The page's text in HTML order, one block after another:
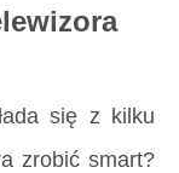
się z kilku
zrobić smart?